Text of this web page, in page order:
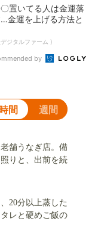
置いてる人は金運落
金運を上げる方法と
ジタルファーム )
by
間 週間
舗うなぎ店。備
りと、出前を続
20分以上蒸した
レと硬めご飯の